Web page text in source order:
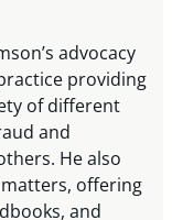
advocacy
providing
of different
and
He also
offering
and